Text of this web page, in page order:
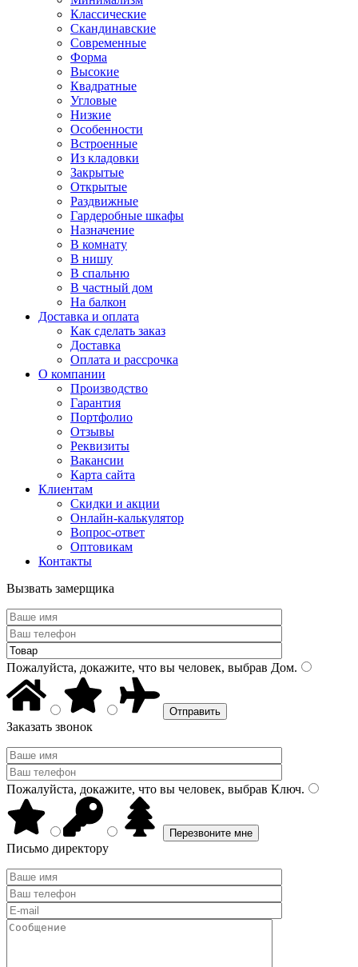
Классические
Скандинавские
Современные
Форма
Высокие
Квадратные
Угловые
Низкие
Особенности
Встроенные
Из кладовки
Закрытые
Открытые
Раздвижные
Гардеробные шкафы
Назначение
В комнату
В нишу
В спальню
В частный дом
На балкон
Доставка и оплата
Как сделать заказ
Доставка
Оплата и рассрочка
О компании
Производство
Гарантия
Портфолио
Отзывы
Реквизиты
Вакансии
Карта сайта
Клиентам
Скидки и акции
Онлайн-калькулятор
Вопрос-ответ
Оптовикам
Контакты
Вызвать замерщика
Пожалуйста, докажите, что вы человек, выбрав Дом.
Заказать звонок
Пожалуйста, докажите, что вы человек, выбрав Ключ.
Письмо директору